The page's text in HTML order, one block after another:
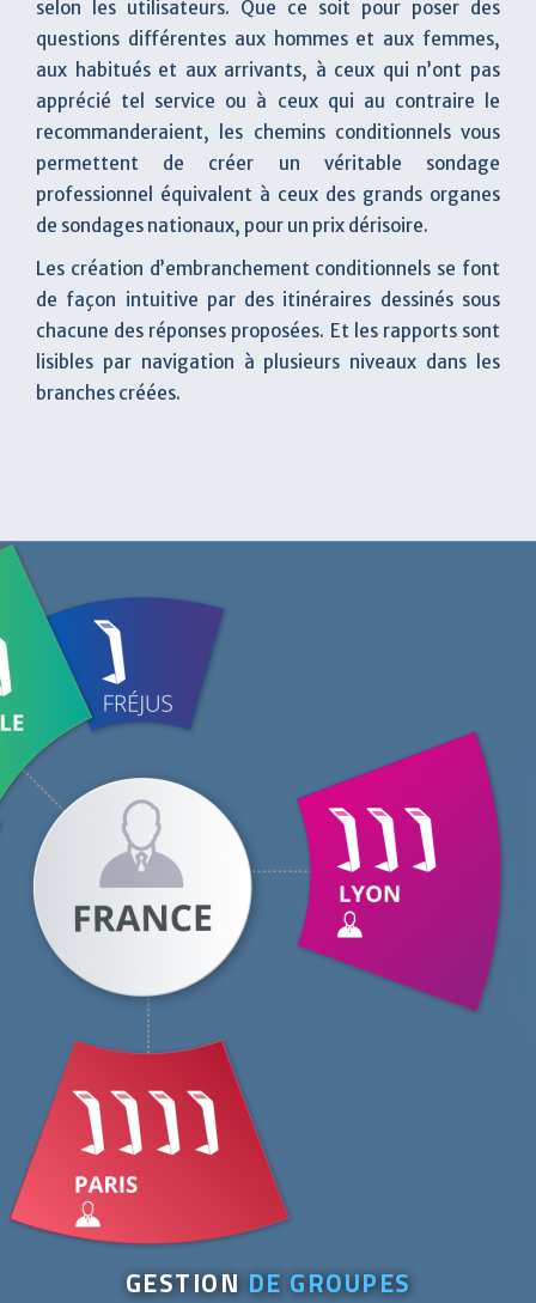
selon les utilisateurs. Que ce soit pour poser des
questions différentes aux hommes et aux femmes,
aux habitués et aux arrivants, à ceux qui n’ont pas
apprécié tel service ou à ceux qui au contraire le
recommanderaient, les chemins conditionnels vous
permettent de créer un véritable sondage
professionnel équivalent à ceux des grands organes
de sondages nationaux, pour un prix dérisoire.
Les création d’embranchement conditionnels se font
de façon intuitive par des itinéraires dessinés sous
chacune des réponses proposées. Et les rapports sont
lisibles par navigation à plusieurs niveaux dans les
branches créées.
GESTIONDE GROUPES